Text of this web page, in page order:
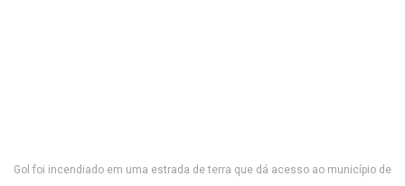
Gol foi incendiado em uma estrada de terra que dá acesso ao município de